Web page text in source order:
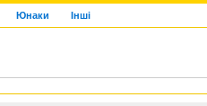
Юнаки Інші